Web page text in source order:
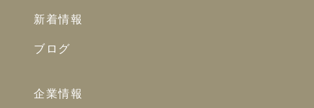
新着情報
ブログ
企業情報